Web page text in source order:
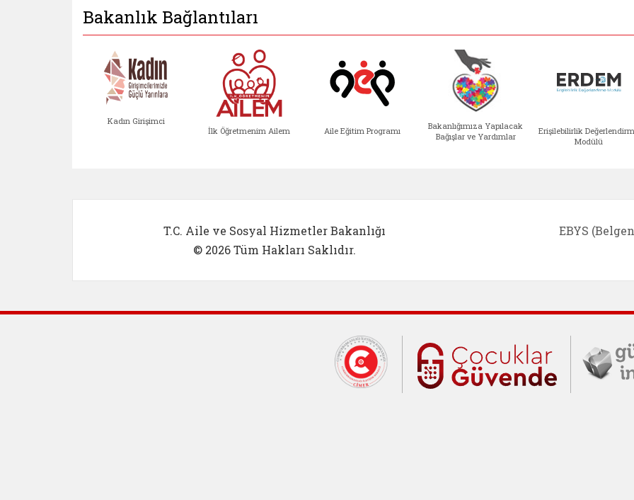
Bakanlık Bağlantıları
Kadın Girişimci
İlk Öğretmenim Ailem Aile Eğitim Programı
Bakanlığımıza Yapılacak
Bağışlar ve Yardımlar
Erişilebilirlik
Modülü
T.C. Aile ve Sosyal Hizmetler Bakanlığı
© 2026 Tüm Hakları Saklıdır.
EBYS
Cumhurbaşkanlığı İletişim Merkezi
Çocuklar